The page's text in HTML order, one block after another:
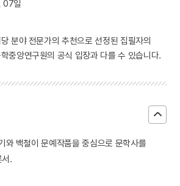
제암
07일
분야 전문가의 추천으로 선정된 집필자의
중앙연구원의 공식 입장과 다를 수 있습니다.
와 백철이 문예작품을 중심으로 문학사를
서.